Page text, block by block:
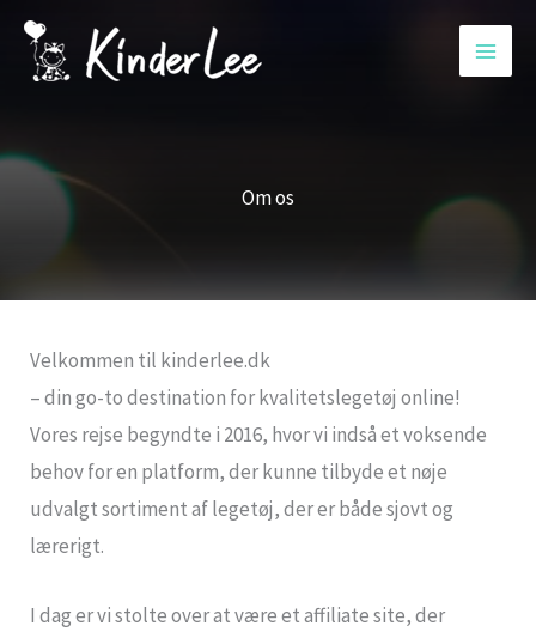
Om os
Velkommen til kinderlee.dk
– din go-to destination for kvalitetslegetøj online!
Vores rejse begyndte i 2016, hvor vi indså et voksende
behov for en platform, der kunne tilbyde et nøje
udvalgt sortiment af legetøj, der er både sjovt og
lærerigt.
I dag er vi stolte over at være et affiliate site, der